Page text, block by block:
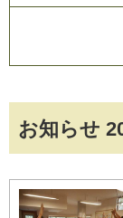
お知らせ